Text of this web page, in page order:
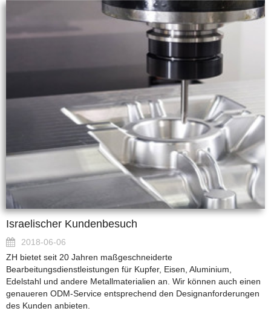
Israelischer Kundenbesuch
2018-06-06
ZH bietet seit 20 Jahren maßgeschneiderte
Bearbeitungsdienstleistungen für Kupfer, Eisen, Aluminium,
Edelstahl und andere Metallmaterialien an. Wir können auch einen
genaueren ODM-Service entsprechend den Designanforderungen
des Kunden anbieten.